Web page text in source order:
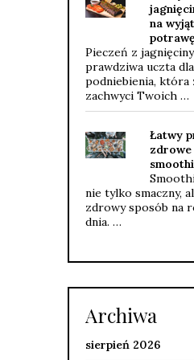
na
potrawę
Pieczeń z
prawdziwa uczta dla
podniebienia, która
zachwyci Twoich …
Łatwy
zdrowe
nie tylko smaczny,
zdrowy sposób na
dnia. …
Archiwa
sierpień 2026